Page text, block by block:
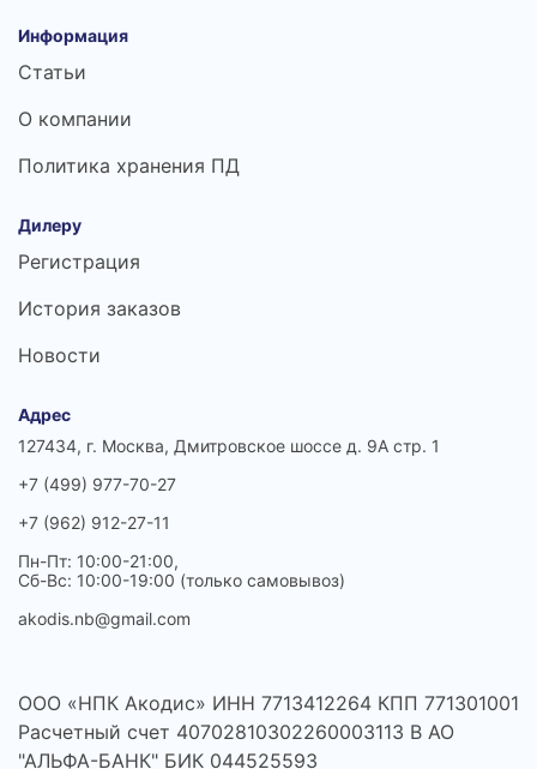
Информация
Статьи
О компании
Политика хранения ПД
Дилеру
Регистрация
История заказов
Новости
Адрес
127434, г. Москва, Дмитровское шоссе д. 9А стр. 1
+7 (499) 977-70-27
+7 (962) 912-27-11
Пн-Пт: 10:00-21:00,
Сб-Вс: 10:00-19:00 (только самовывоз)
akodis.nb@gmail.com
ООО «НПК Акодис» ИНН 7713412264 КПП 771301001
Расчетный счет 40702810302260003113 В АО
"АЛЬФА-БАНК" БИК 044525593